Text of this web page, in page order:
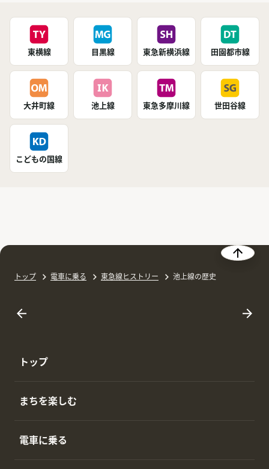
東横線 目黒線 東急新横浜線 田園都市線
大井町線 池上線 東急多摩川線 世田谷線
こどもの国線
トップ 電車に乗る 東急線ヒストリー 池上線の歴史
トップ
まちを楽しむ
電車に乗る